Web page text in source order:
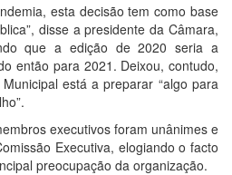
esta decisão tem como base
disse a presidente da Câmara,
que a edição de 2020 seria a
então para 2021. Deixou, contudo,
está a preparar “algo para
executivos foram unânimes e
Executiva, elogiando o facto
preocupação da organização.